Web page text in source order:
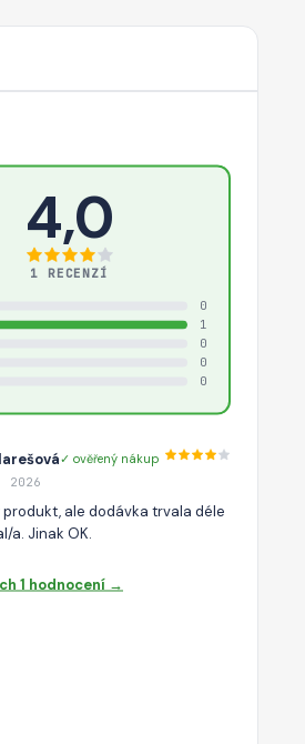
4,0
1 RECENZÍ
0
1
0
0
0
✓ ověřený nákup
2026
ale dodávka trvala déle
a. Jinak OK.
1 hodnocení →